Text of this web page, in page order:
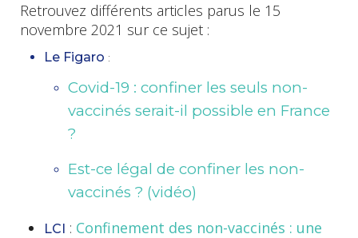
Retrouvez différents articles parus le 15
novembre 2021 sur ce sujet :
Le Figaro :
Covid-19 : confiner les seuls non-
vaccinés serait-il possible en France
?
Est-ce légal de confiner les non-
vaccinés ? (vidéo)
LCI : Confinement des non-vaccinés : une